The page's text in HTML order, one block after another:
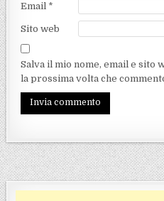
Email *
Sito web
Salva il mio nome, email e sito
la prossima volta che